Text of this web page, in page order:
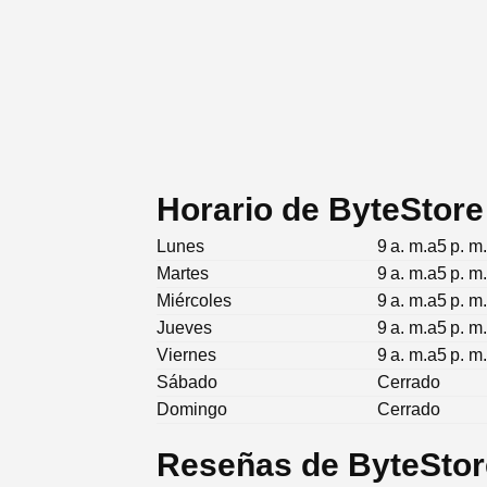
Horario de ByteStore
Lunes
9 a. m.a5 p. m.
Martes
9 a. m.a5 p. m.
Miércoles
9 a. m.a5 p. m.
Jueves
9 a. m.a5 p. m.
Viernes
9 a. m.a5 p. m.
Sábado
Cerrado
Domingo
Cerrado
Reseñas de